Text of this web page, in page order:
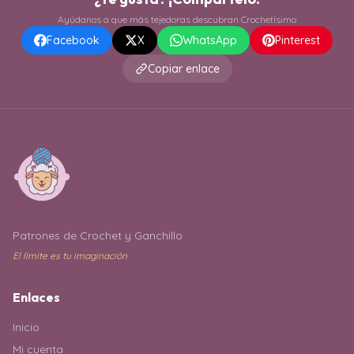
Ayúdanos a que más tejedoras descubran Crochetísimo
Facebook X WhatsApp
Pinterest
Copiar enlace
Patrones de Crochet y Ganchillo
El límite es tu imaginación
Enlaces
Inicio
Mi cuenta